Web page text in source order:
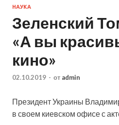
НАУКА
Зеленский
«А вы
кино»
02.10.2019 - от admin
Президент Украины
в своем киевском офисе с